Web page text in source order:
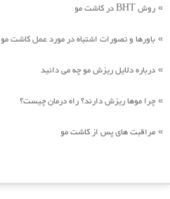
» روش BHT در کاشت مو
» باورها و تصورات اشتباه در مورد عمل کاشت مو
» درباره دلایل ریزش مو چه می دانید
» چرا موها ریزش دارند؟ راه درمان چیست؟
» مراقبت های پس از کاشت مو